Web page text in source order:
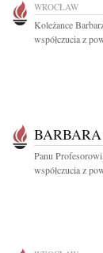
WROCŁAW
Koleżance
współczucia z
Panu
współczucia z